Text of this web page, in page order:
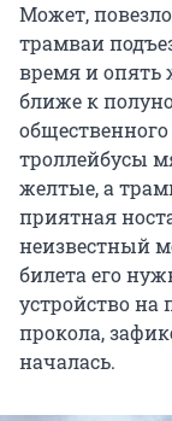
Может,
трамваи
время и опять
ближе к
троллейбусы
желтые, а
приятная
неизвестный
билета его
устройство на
прокола,
началась.